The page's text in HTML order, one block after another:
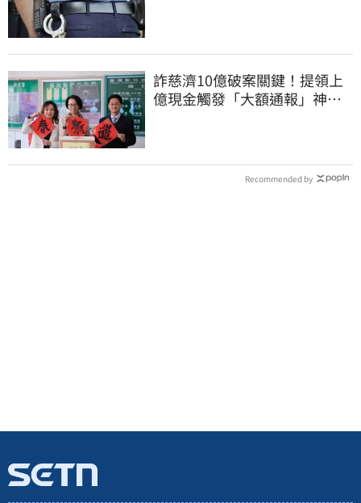
詐慈濟10億破案關鍵！提領上
億現金觸發「大額通報」神鬼
Recommended by